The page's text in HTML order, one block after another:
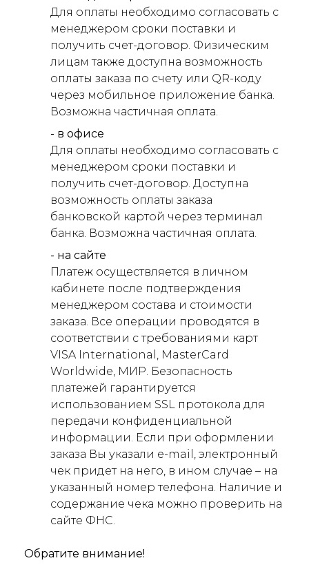
Для оплаты необходимо согласовать с
менеджером сроки поставки и
получить счет-договор. Физическим
лицам также доступна возможность
оплаты заказа по счету или QR-коду
через мобильное приложение банка.
Возможна частичная оплата.
- в офисе
Для оплаты необходимо согласовать с
менеджером сроки поставки и
получить счет-договор. Доступна
возможность оплаты заказа
банковской картой через терминал
банка. Возможна частичная оплата.
- на сайте
Платеж осуществляется в личном
кабинете после подтверждения
менеджером состава и стоимости
заказа. Все операции проводятся в
соответствии с требованиями карт
VISA International, MasterCard
Worldwide, МИР. Безопасность
платежей гарантируется
использованием SSL протокола для
передачи конфиденциальной
информации. Если при оформлении
заказа Вы указали e-mail, электронный
чек придет на него, в ином случае – на
указанный номер телефона. Наличие и
содержание чека можно проверить на
сайте ФНС.
Обратите внимание!